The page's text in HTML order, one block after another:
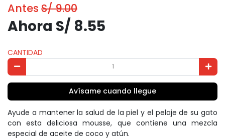
Antes S/ 9.00
Ahora S/ 8.55
CANTIDAD
Avísame cuando llegue
Ayude a mantener la salud de la piel y el pelaje de su gato
con esta deliciosa mousse, que contiene una mezcla
especial de aceite de coco y atún.